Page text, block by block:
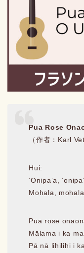
Pua Rose
（作者：Karl
Hui:
ʻOnipaʻa,
Mohala,
Pua rose
Mālama i ka
Pā nā lihilihi i